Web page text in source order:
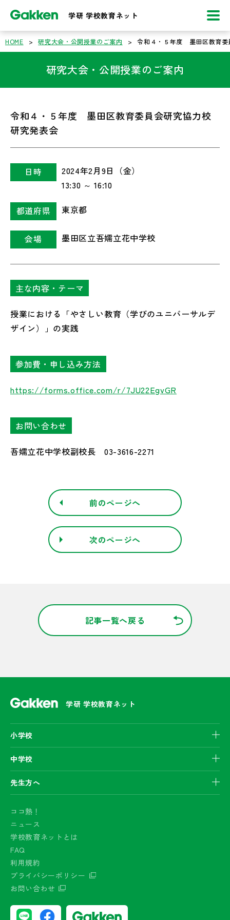
学研 学校教育ネット
HOME > 研究大会・公開授業のご案内 > 令和４・５年度 墨田区教育委
研究大会・公開授業のご案内
令和４・５年度 墨田区教育委員会研究協力校
研究発表会
日時
2024年2月9日（金）
13:30 ～ 16:10
都道府県 東京都
会場 墨田区立吾嬬立花中学校
主な内容・テーマ
授業における「やさしい教育（学びのユニバーサルデ
ザイン）」の実践
参加費・申し込み方法
https://forms.office.com/r/7JU22EgvGR
お問い合わせ
吾嬬立花中学校副校長 03-3616-2271
前のページへ
次のページへ
記事一覧へ戻る
学研 学校教育ネット
小学校
中学校
先生方へ
ココ熱！
ニュース
学校教育ネットとは
FAQ
利用規約
プライバシーポリシー
お問い合わせ